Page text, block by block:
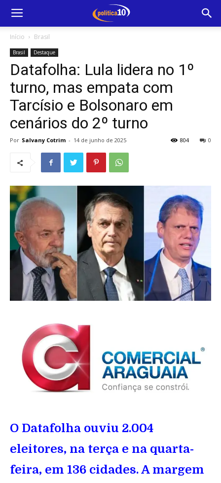
Início Brasil
Brasil Destaque
Datafolha: Lula lidera no 1º
turno, mas empata com
Tarcísio e Bolsonaro em
cenários do 2º turno
Por Salvany Cotrim - 14 de junho de 2025 0
804
O Datafolha ouviu 2.004
eleitores, na terça e na quarta-
feira, em 136 cidades. A margem